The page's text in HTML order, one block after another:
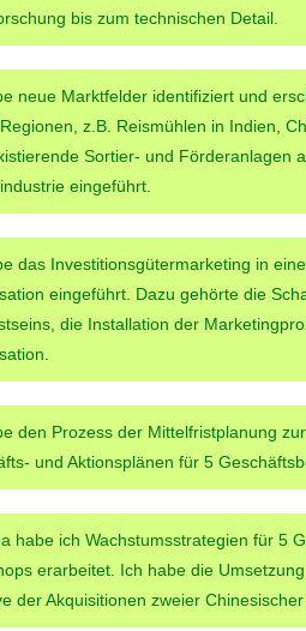
bis zum technischen Detail.
neue Marktfelder identifiziert und
z.B. Reismühlen in Indien,
Sortier- und Förderanlagen
eingeführt.
das Investitionsgütermarketing in
eingeführt. Dazu gehörte die
die Installation der
den Prozess der Mittelfristplanung
und Aktionsplänen für 5
habe ich Wachstumsstrategien für 5
erarbeitet. Ich habe die
der Akquisitionen zweier Chinesischer